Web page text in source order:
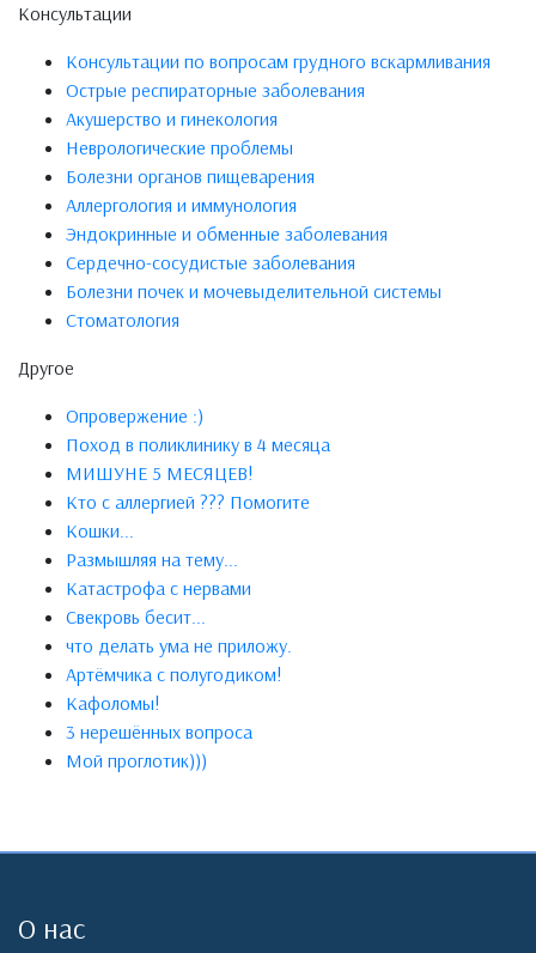
Консультации
Консультации по вопросам грудного вскармливания
Острые респираторные заболевания
Акушерство и гинекология
Неврологические проблемы
Болезни органов пищеварения
Аллергология и иммунология
Эндокринные и обменные заболевания
Сердечно-сосудистые заболевания
Болезни почек и мочевыделительной системы
Стоматология
Другое
Опровержение :)
Поход в поликлинику в 4 месяца
МИШУНЕ 5 МЕСЯЦЕВ!
Кто с аллергией ??? Помогите
Кошки...
Размышляя на тему...
Катастрофа с нервами
Свекровь бесит...
что делать ума не приложу.
Артёмчика с полугодиком!
Кафоломы!
3 нерешённых вопроса
Мой проглотик)))
О нас